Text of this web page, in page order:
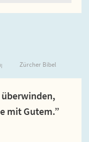
Zürcher Bibel
überwinden,
mit Gutem.”